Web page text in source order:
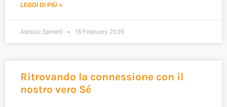
LEGGI DI PIÙ »
Alessio Spinelli 16 February 2026
Ritrovando la connessione con il
nostro vero Sé